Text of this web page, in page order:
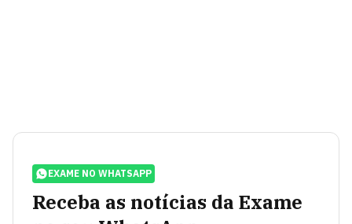
EXAME NO WHATSAPP
Receba as notícias da Exame